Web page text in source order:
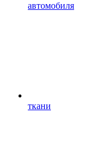
автомобиля
ткани